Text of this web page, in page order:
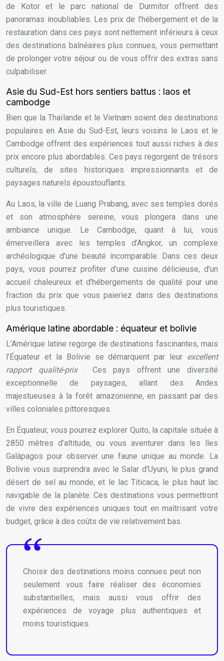
de Kotor et le parc national de Durmitor offrent des
panoramas inoubliables. Les prix de l’hébergement et de la
restauration dans ces pays sont nettement inférieurs à ceux
des destinations balnéaires plus connues, vous permettant
de prolonger votre séjour ou de vous offrir des extras sans
culpabiliser.
Asie du Sud-Est hors sentiers battus : laos et
cambodge
Bien que la Thaïlande et le Vietnam soient des destinations
populaires en Asie du Sud-Est, leurs voisins le Laos et le
Cambodge offrent des expériences tout aussi riches à des
prix encore plus abordables. Ces pays regorgent de trésors
culturels, de sites historiques impressionnants et de
paysages naturels époustouflants.
Au Laos, la ville de Luang Prabang, avec ses temples dorés
et son atmosphère sereine, vous plongera dans une
ambiance unique. Le Cambodge, quant à lui, vous
émerveillera avec les temples d’Angkor, un complexe
archéologique d’une beauté incomparable. Dans ces deux
pays, vous pourrez profiter d’une cuisine délicieuse, d’un
accueil chaleureux et d’hébergements de qualité pour une
fraction du prix que vous paieriez dans des destinations
plus touristiques.
Amérique latine abordable : équateur et bolivie
L’Amérique latine regorge de destinations fascinantes, mais
l’Équateur et la Bolivie se démarquent par leur excellent
rapport qualité-prix. Ces pays offrent une diversité
exceptionnelle de paysages, allant des Andes
majestueuses à la forêt amazonienne, en passant par des
villes coloniales pittoresques.
En Équateur, vous pourrez explorer Quito, la capitale située à
2850 mètres d’altitude, ou vous aventurer dans les îles
Galápagos pour observer une faune unique au monde. La
Bolivie vous surprendra avec le Salar d’Uyuni, le plus grand
désert de sel au monde, et le lac Titicaca, le plus haut lac
navigable de la planète. Ces destinations vous permettront
de vivre des expériences uniques tout en maîtrisant votre
budget, grâce à des coûts de vie relativement bas.
Choisir des destinations moins connues peut non
seulement vous faire réaliser des économies
substantielles, mais aussi vous offrir des
expériences de voyage plus authentiques et
moins touristiques.